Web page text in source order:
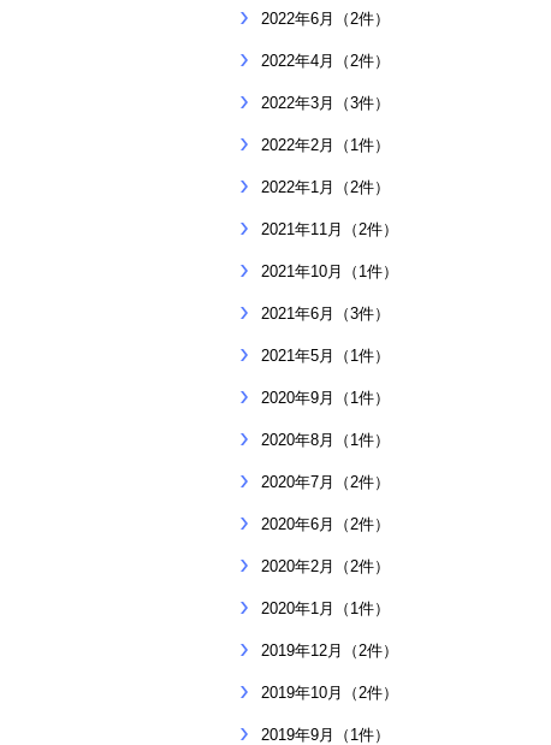
2022年6月（2件）
2022年4月（2件）
2022年3月（3件）
2022年2月（1件）
2022年1月（2件）
2021年11月（2件）
2021年10月（1件）
2021年6月（3件）
2021年5月（1件）
2020年9月（1件）
2020年8月（1件）
2020年7月（2件）
2020年6月（2件）
2020年2月（2件）
2020年1月（1件）
2019年12月（2件）
2019年10月（2件）
2019年9月（1件）